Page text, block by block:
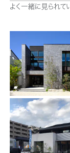
よく一緒に見られて